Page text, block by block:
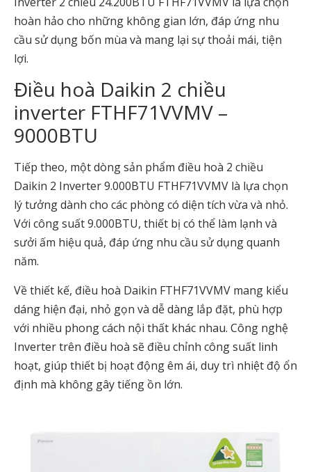
hoàn hảo cho những không gian lớn, đáp ứng nhu
cầu sử dụng bốn mùa và mang lại sự thoải mái, tiện
lợi.
Điều hoà Daikin 2 chiều
inverter FTHF71VVMV –
9000BTU
Tiếp theo, một dòng sản phẩm điều hoà 2 chiều
Daikin 2 Inverter 9.000BTU FTHF71VVMV là lựa chọn
lý tưởng dành cho các phòng có diện tích vừa và nhỏ.
Với công suất 9.000BTU, thiết bị có thể làm lạnh và
sưởi ấm hiệu quả, đáp ứng nhu cầu sử dụng quanh
năm.
Về thiết kế, điều hoà Daikin FTHF71VVMV mang kiểu
dáng hiện đại, nhỏ gọn và dễ dàng lắp đặt, phù hợp
với nhiều phong cách nội thất khác nhau. Công nghệ
Inverter trên điều hoà sẽ điều chỉnh công suất linh
hoạt, giúp thiết bị hoạt động êm ái, duy trì nhiệt độ ổn
định mà không gây tiếng ồn lớn.